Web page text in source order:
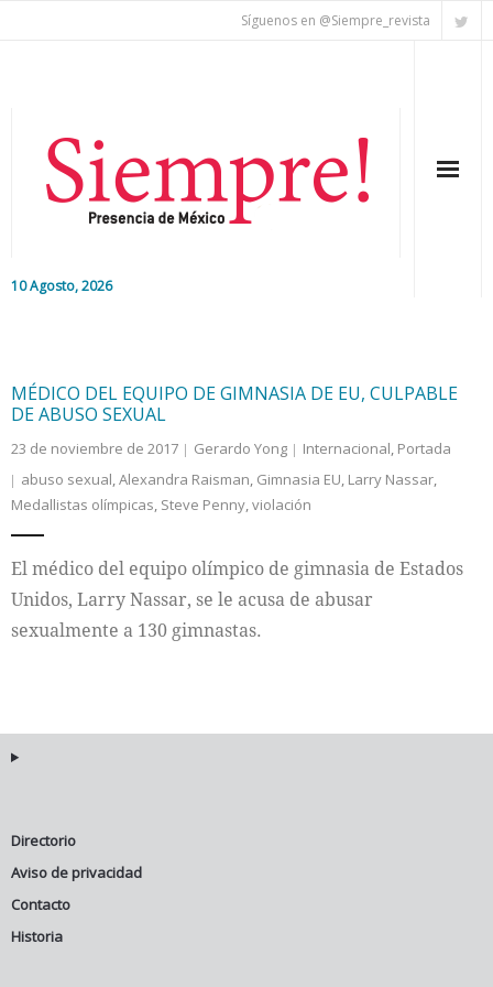
Síguenos en @Siempre_revista
10 Agosto, 2026
Colaboradores
Cultura
MÉDICO DEL EQUIPO DE GIMNASIA DE EU, CULPABLE
DE ABUSO SEXUAL
23 de noviembre de 2017 Gerardo Yong Internacional, Portada
abuso sexual,Alexandra Raisman, Gimnasia EU, Larry Nassar,
Medallistas olímpicas, Steve Penny,violación
El médico del equipo olímpico de gimnasia de Estados
Unidos, Larry Nassar, se le acusa de abusar
sexualmente a 130 gimnastas.
Directorio
Aviso de privacidad
Contacto
Historia